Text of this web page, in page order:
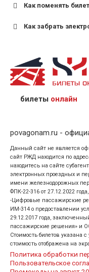
Как поменять
Как забрать
назвав кассиру
предъявив
кого оформлен
билеты онлайн
povagonam.ru -
Данный сайт не является
сайт РЖД находится по
находитесь на сайте
электронных проездных и
имени железнодорожных
ФПК-22-316 от 27.12.2022
-Цифровые пассажирские
ИМ-314 о предоставлении
29.12.2017 года,
пассажирские решения» и
Стоимость билетов указана
стоимость отображена на
Политика обработки
Пользовательское